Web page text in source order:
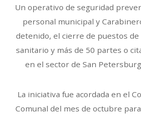
Un operativo de seguridad
personal municipal y
detenido, el cierre de puestos
sanitario y más de 50 partes o
en el sector de San
La iniciativa fue acordada en el
Comunal del mes de octubre